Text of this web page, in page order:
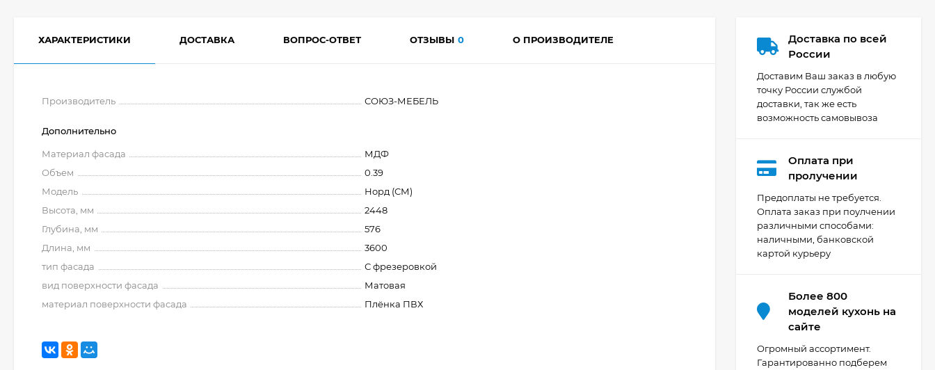
ХАРАКТЕРИСТИКИ ДОСТАВКА ВОПРОС-ОТВЕТ ОТЗЫВЫ 0 О ПРОИЗВОДИТЕЛЕ
Производитель СОЮЗ-МЕБЕЛЬ
Дополнительно
Материал фасада
МДФ
Объем
0.39
Модель
Норд (СМ)
Высота, мм
2448
Глубина, мм
576
Длина, мм
3600
тип фасада
С фрезеровкой
вид поверхности фасада
Матовая
материал поверхности фасада
Плёнка ПВХ
Доставка по всей
России
Доставим Ваш заказ в любую
точку России службой
доставки, так же есть
возможность самовывоза
Оплата при
пролучении
Предоплаты не требуется.
Оплата заказ при поулчении
различными способами:
наличными, банковской
картой курьеру
Более 800
моделей кухонь на
сайте
Огромный ассортимент.
Гарантированно подберем
Кухня Мишель -
длина 4,2 м
69 303₽
Кухня Принцесса -
44 091
Кухня Point 1,2 м -